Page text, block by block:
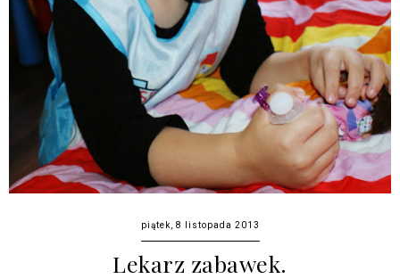
piątek, 8 listopada 2013
Lekarz zabawek.